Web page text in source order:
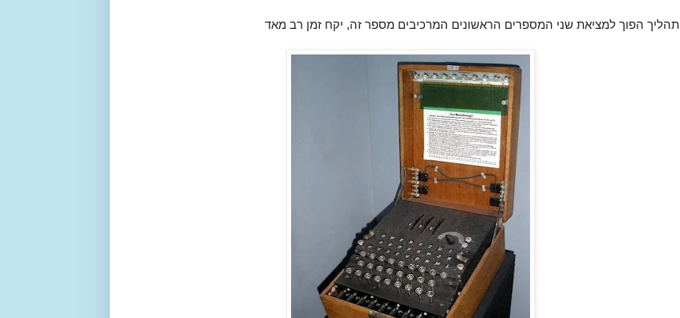
תהליך הפוך למציאת שני המספרים הראשונים המרכיבים מספר זה, יקח זמן רב מאד